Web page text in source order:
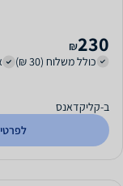
230
₪
כולל משלוח (30 ₪)
ב-קליקדאנס